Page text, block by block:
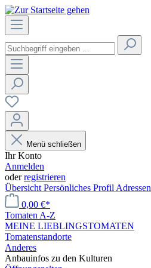
Menü schließen
Ihr Konto
Anmelden
oderregistrieren
Übersicht Persönliches Profil Adressen
0,00 €*
Tomaten A-Z
MEINE LIEBLINGSTOMATEN
Tomatenstandorte
Anderes
Anbauinfos zu den Kulturen